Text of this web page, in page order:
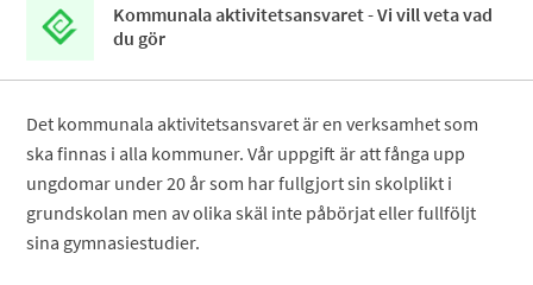
Kommunala aktivitetsansvaret - Vi vill veta vad
du gör
Det kommunala aktivitetsansvaret är en verksamhet som
ska finnas i alla kommuner. Vår uppgift är att fånga upp
ungdomar under 20 år som har fullgjort sin skolplikt i
grundskolan men av olika skäl inte påbörjat eller fullföljt
sina gymnasiestudier.